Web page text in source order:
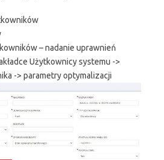
– nadanie uprawnień
Użytkownicy systemu ->
-> parametry optymalizacji